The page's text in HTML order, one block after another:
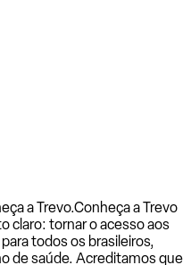
a Trevo.Conheça a Trevo
claro: tornar o acesso aos
todos os brasileiros,
de saúde. Acreditamos que